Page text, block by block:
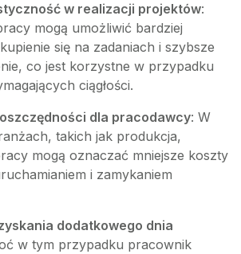
w realizacji projektów:
mogą umożliwić bardziej
się na zadaniach i szybsze
co jest korzystne w przypadku
ciągłości.
dla pracodawcy: W
takich jak produkcja,
mogą oznaczać mniejsze koszty
i zamykaniem
dodatkowego dnia
w tym przypadku pracownik